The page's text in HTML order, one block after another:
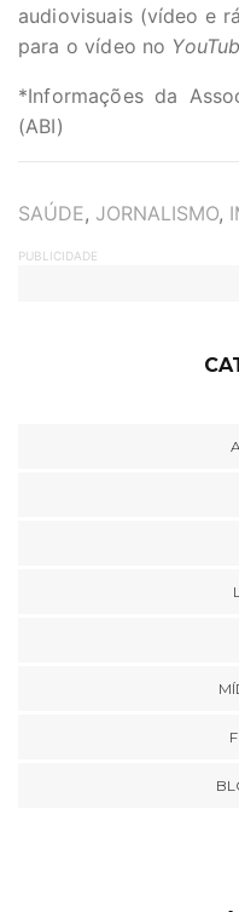
audiovisuais (vídeo e
para o vídeo no
*Informações da
(ABI)
TAGS
SAÚDE, JORNALISMO,
PUBLICIDADE